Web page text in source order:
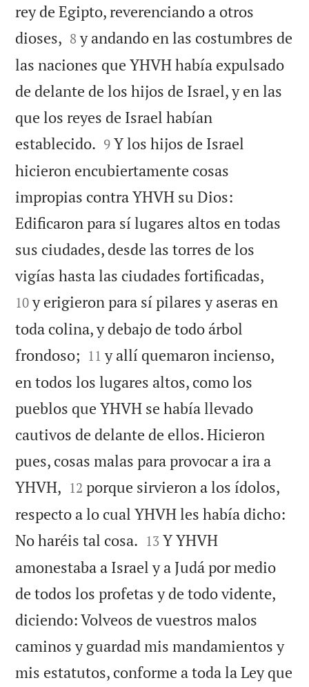
rey de Egipto, reverenciando a otros
dioses, 

8 y andando en las costumbres de
las naciones que YHVH había expulsado
de delante de los hijos de Israel, y en las
que los reyes de Israel habían
establecido. 

9 Y los hijos de Israel
hicieron encubiertamente cosas
impropias contra YHVH su Dios:
Edificaron para sí lugares altos en todas
sus ciudades, desde las torres de los
vigías hasta las ciudades fortificadas,
10 y erigieron para sí pilares y aseras en
toda colina, y debajo de todo árbol
frondoso; 

11 y allí quemaron incienso,
en todos los lugares altos, como los
pueblos que YHVH se había llevado
cautivos de delante de ellos. Hicieron
pues, cosas malas para provocar a ira a
YHVH, 

12 porque sirvieron a los ídolos,
respecto a lo cual YHVH les había dicho:
No haréis tal cosa. 

13 Y YHVH
amonestaba a Israel y a Judá por medio
de todos los profetas y de todo vidente,
diciendo: Volveos de vuestros malos
caminos y guardad mis mandamientos y
mis estatutos, conforme a toda la Ley que